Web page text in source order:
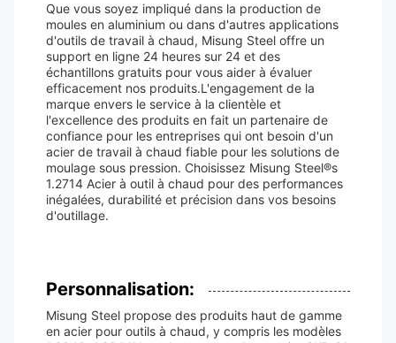
Que vous soyez impliqué dans la production de
moules en aluminium ou dans d'autres applications
d'outils de travail à chaud, Misung Steel offre un
support en ligne 24 heures sur 24 et des
échantillons gratuits pour vous aider à évaluer
efficacement nos produits.L'engagement de la
marque envers le service à la clientèle et
l'excellence des produits en fait un partenaire de
confiance pour les entreprises qui ont besoin d'un
acier de travail à chaud fiable pour les solutions de
moulage sous pression. Choisissez Misung Steel®s
1.2714 Acier à outil à chaud pour des performances
inégalées, durabilité et précision dans vos besoins
d'outillage.
Personnalisation:
Misung Steel propose des produits haut de gamme
en acier pour outils à chaud, y compris les modèles